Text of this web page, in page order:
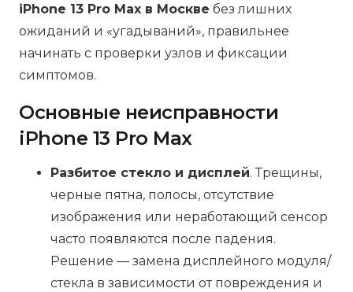
iPhone 13 Pro Max в Москве без лишних
ожиданий и «угадываний», правильнее
начинать с проверки узлов и фиксации
симптомов.
Основные неисправности
iPhone 13 Pro Max
Разбитое стекло и дисплей. Трещины,
черные пятна, полосы, отсутствие
изображения или неработающий сенсор
часто появляются после падения.
Решение — замена дисплейного модуля/
стекла в зависимости от повреждения и